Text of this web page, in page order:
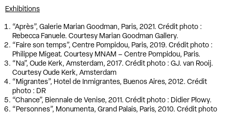
Exhibitions
“Après”, Galerie Marian Goodman, Paris, 2021. Crédit photo :
Rebecca Fanuele. Courtesy Marian Goodman Gallery.
“Faire son temps”, Centre Pompidou, Paris, 2019. Crédit photo :
Philippe Migeat. Courtesy MNAM – Centre Pompidou, Paris.
“Na”, Oude Kerk, Amsterdam, 2017. Crédit photo : GJ. van Rooij.
Courtesy Oude Kerk, Amsterdam
“Migrantes”, Hotel de Inmigrantes, Buenos Aires, 2012. Crédit
photo : DR
“Chance”, Biennale de Venise, 2011. Crédit photo : Didier Plowy.
“Personnes”, Monumenta, Grand Palais, Paris, 2010. Crédit photo